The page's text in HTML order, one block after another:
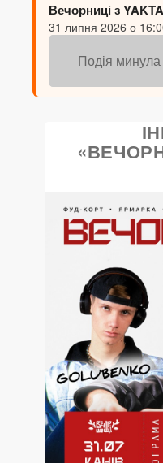
Вечорниці з
31 липня 2026 о
Подія минула